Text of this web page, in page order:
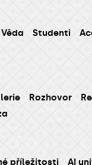
Věda Studenti
Rozhovor
příležitosti AI